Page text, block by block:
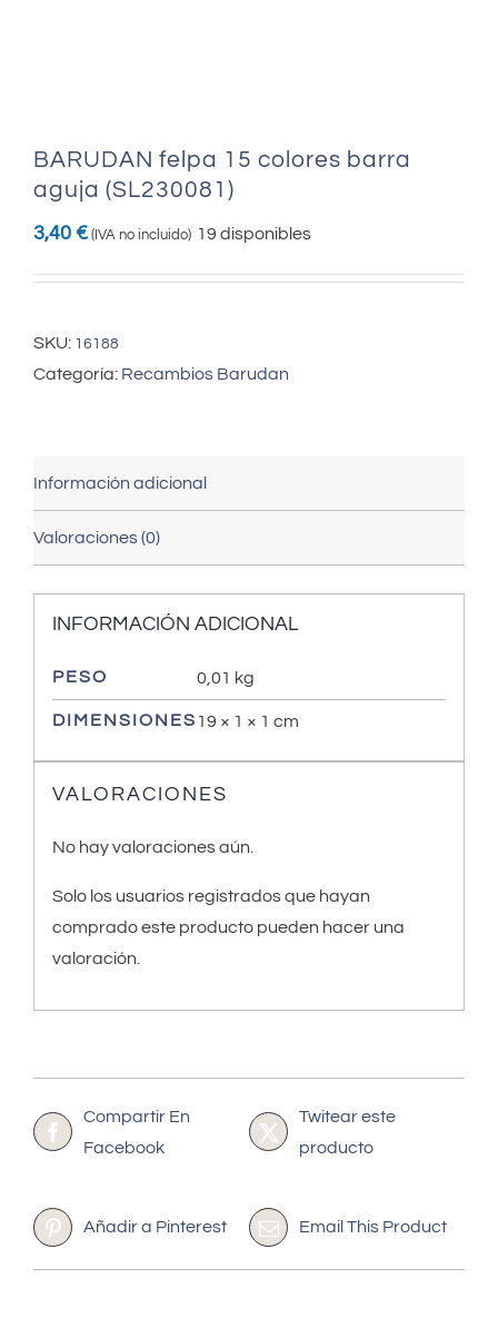
BARUDAN felpa 15 colores barra
aguja (SL230081)
3,40 € (IVA no incluido) 19 disponibles
SKU: 16188
Categoría: Recambios Barudan
Información adicional
Valoraciones (0)
INFORMACIÓN ADICIONAL
PESO 0,01 kg
DIMENSIONES 19 × 1 × 1 cm
VALORACIONES
No hay valoraciones aún.
Solo los usuarios registrados que hayan
comprado este producto pueden hacer una
valoración.
Compartir En
Facebook
Twitear este
producto
Añadir a Pinterest Email This Product